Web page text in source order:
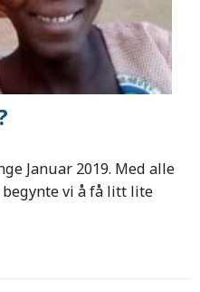
Januar 2019. Med alle
vi å få litt lite